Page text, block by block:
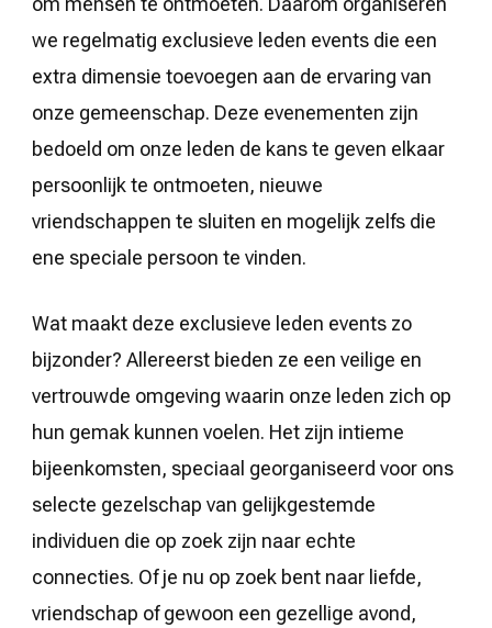
we regelmatig exclusieve leden events die een
extra dimensie toevoegen aan de ervaring van
onze gemeenschap. Deze evenementen zijn
bedoeld om onze leden de kans te geven elkaar
persoonlijk te ontmoeten, nieuwe
vriendschappen te sluiten en mogelijk zelfs die
ene speciale persoon te vinden.
Wat maakt deze exclusieve leden events zo
bijzonder? Allereerst bieden ze een veilige en
vertrouwde omgeving waarin onze leden zich op
hun gemak kunnen voelen. Het zijn intieme
bijeenkomsten, speciaal georganiseerd voor ons
selecte gezelschap van gelijkgestemde
individuen die op zoek zijn naar echte
connecties. Of je nu op zoek bent naar liefde,
vriendschap of gewoon een gezellige avond,